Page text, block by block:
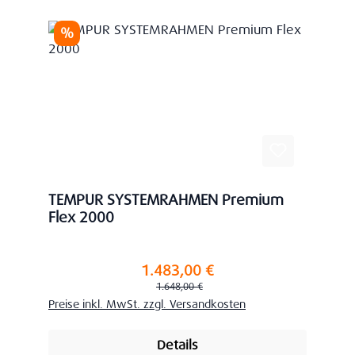
Rabatt
%
TEMPUR SYSTEMRAHMEN Premium
Flex 2000
Verkaufspreis:1.483,00 €
Regulärer Preis:
1.648,00 €
Preise inkl. MwSt. zzgl. Versandkosten
Details